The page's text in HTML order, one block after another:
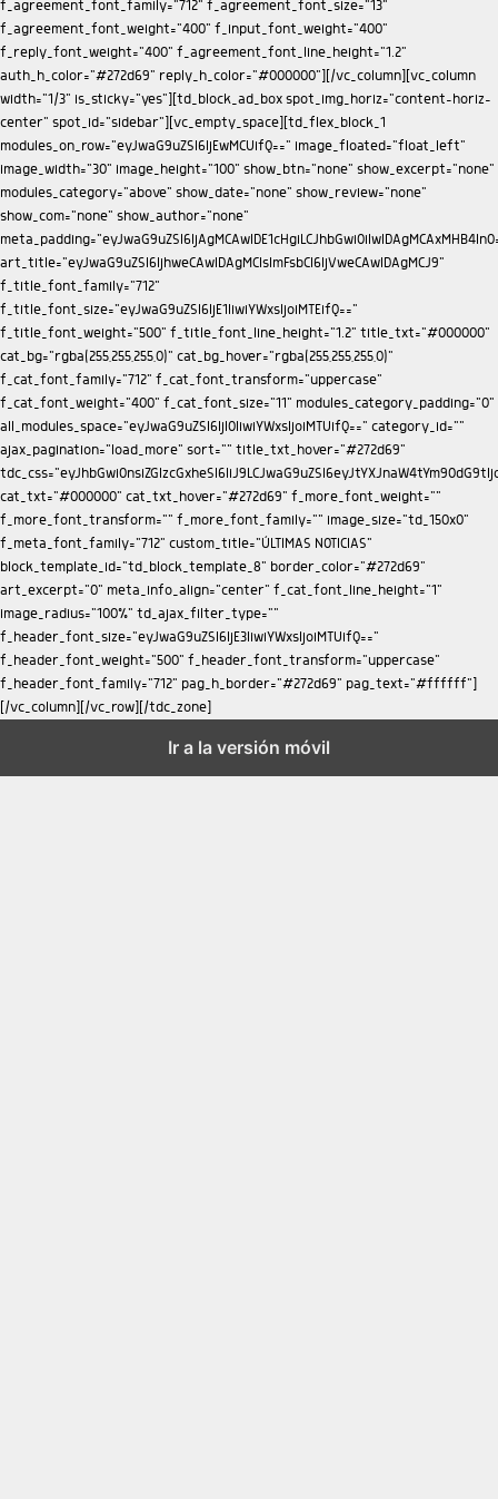
Ir a la versión móvil